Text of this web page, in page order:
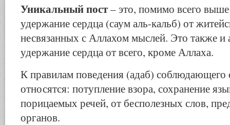
Уникальный пост– это, помимо всего
удержание сердца (саум аль-кальб) от
несвязанных с Аллахом мыслей. Это также и
удержание сердца от всего, кроме Аллаха.
К правилам поведения (адаб) соблюдающего
относятся: потупление взора, сохранение
порицаемых речей, от бесполезных слов,
органов.